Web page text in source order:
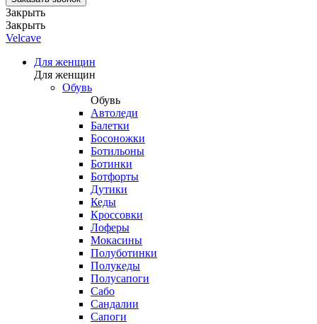
Закрыть
Закрыть
Velcave
Для женщин
Для женщин
Обувь
Обувь
Автоледи
Балетки
Босоножки
Ботильоны
Ботинки
Ботфорты
Дутики
Кеды
Кроссовки
Лоферы
Мокасины
Полуботинки
Полукеды
Полусапоги
Сабо
Сандалии
Сапоги